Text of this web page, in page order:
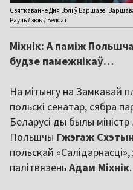
Святкаванне Дня Волі ў Варшаве.
Рауль Дзюк / Белсат
Міхнік: А паміж
будзе памежнікаў…
На мітынгу на Замкавай
польскі сенатар, сябра
Беларусі ды былы
Польшчы Гжэгаж
польскай
палітвязеньАдам Міхнік.